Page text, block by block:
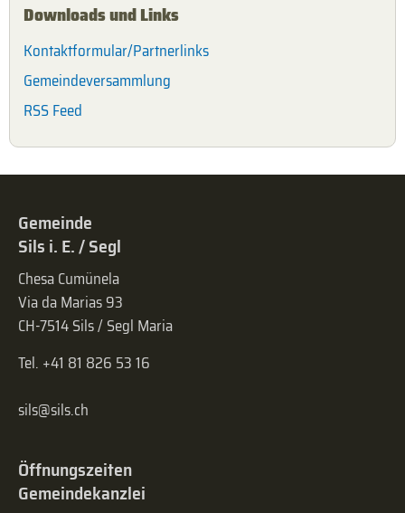
Downloads und Links
Kontaktformular/Partnerlinks
Gemeindeversammlung
RSS Feed
Gemeinde
Sils i. E. / Segl
Chesa Cumünela
Via da Marias 93
CH-7514 Sils / Segl Maria
Tel. +41 81 826 53 16
sils@sils.ch
Öffnungszeiten
Gemeindekanzlei